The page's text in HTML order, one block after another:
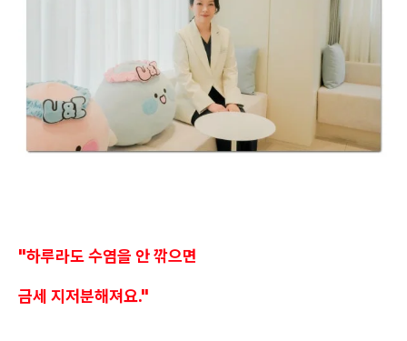
"하루라도 수염을 안 깎으면
금세 지저분해져요."